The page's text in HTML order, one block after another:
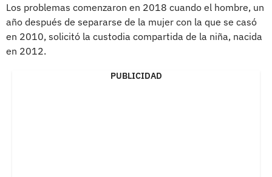
Los problemas comenzaron en 2018 cuando el hombre, un
año después de separarse de la mujer con la que se casó
en 2010, solicitó la custodia compartida de la niña, nacida
en 2012.
PUBLICIDAD